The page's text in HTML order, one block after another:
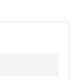
P-